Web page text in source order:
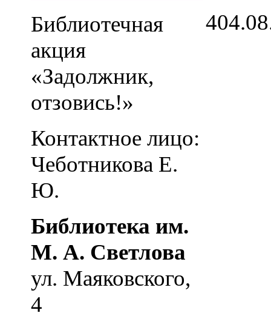
Библиотечная
акция
«Задолжник,
отзовись!»
Контактное лицо:
Чеботникова Е.
Ю.
Библиотека им.
М. А. Светлова
ул. Маяковского,
4
4